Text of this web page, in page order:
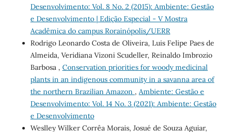
Desenvolvimento: Vol. 8 No. 2 (2015): Ambiente: Gestão
e Desenvolvimento | Edição Especial - V Mostra
Acadêmica do campus Rorainópolis/UERR
Rodrigo Leonardo Costa de Oliveira, Luis Felipe Paes de
Almeida, Veridiana Vizoni Scudeller, Reinaldo Imbrozio
Barbosa , Conservation priorities for woody medicinal
plants in an indigenous community in a savanna area of
the northern Brazilian Amazon , Ambiente: Gestão e
Desenvolvimento: Vol. 14 No. 3 (2021): Ambiente: Gestão
e Desenvolvimento
Weslley Wilker Corrêa Morais, Josué de Souza Aguiar,